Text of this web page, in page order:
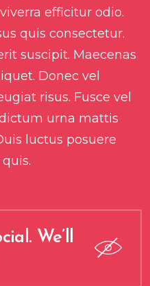
efficitur odio.
quis consectetur.
suscipit. Maecenas
Donec vel
risus. Fusce vel
urna mattis
luctus posuere
We’ll